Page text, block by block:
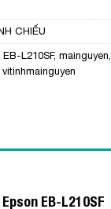
CHIẾU
EB-L210SF, mainguyen
vitinhmainguyen
EB-L210SF